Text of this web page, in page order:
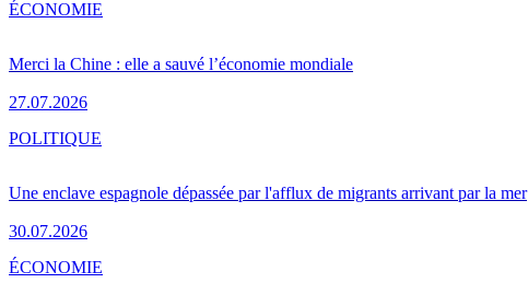
Merci la Chine : elle a sauvé l’économie mondiale
27.07.2026
ÉCONOMIE
Une enclave espagnole dépassée par l'afflux de migrants arrivant par la mer
30.07.2026
POLITIQUE
ÉCONOMIE